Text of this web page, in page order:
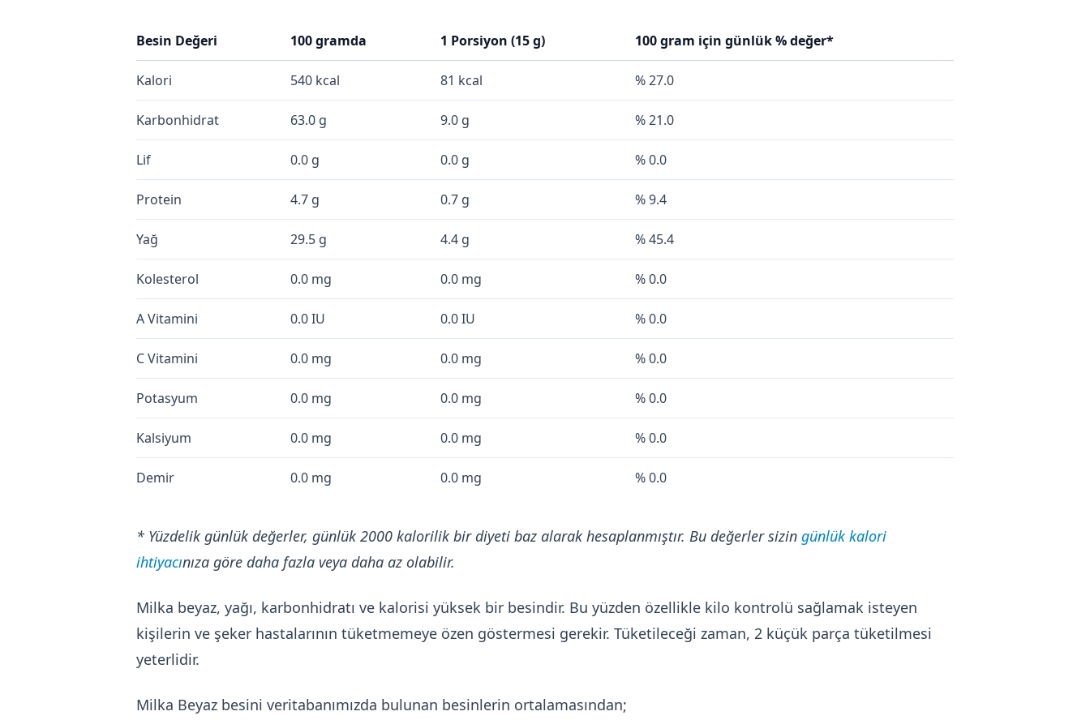
Besin Değeri 100 gramda 1 Porsiyon (15 g) 100 gram için günlük % değer*
Kalori 540 kcal 81 kcal % 27.0
Karbonhidrat 63.0 g 9.0 g % 21.0
Lif 0.0 g 0.0 g % 0.0
Protein 4.7 g 0.7 g % 9.4
Yağ 29.5 g 4.4 g % 45.4
Kolesterol 0.0 mg 0.0 mg % 0.0
A Vitamini 0.0 IU 0.0 IU % 0.0
C Vitamini 0.0 mg 0.0 mg % 0.0
Potasyum 0.0 mg 0.0 mg % 0.0
Kalsiyum 0.0 mg 0.0 mg % 0.0
Demir 0.0 mg 0.0 mg % 0.0
* Yüzdelik günlük değerler, günlük 2000 kalorilik bir diyeti baz alarak hesaplanmıştır. Bu değerler sizin günlük kalori
ihtiyacınıza göre daha fazla veya daha az olabilir.
Milka beyaz, yağı, karbonhidratı ve kalorisi yüksek bir besindir. Bu yüzden özellikle kilo kontrolü sağlamak isteyen
kişilerin ve şeker hastalarının tüketmemeye özen göstermesi gerekir. Tüketileceği zaman, 2 küçük parça tüketilmesi
yeterlidir.
Milka Beyaz besini veritabanımızda bulunan besinlerin ortalamasından;